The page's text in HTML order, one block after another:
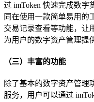
过 imToken 快速完成数字
同在使用一款简单易用的
交易记录查看等功能，让
为用户的数字资产管理提
（三）丰富的功能
除了基本的数字资产管理
服务，用户可以通过